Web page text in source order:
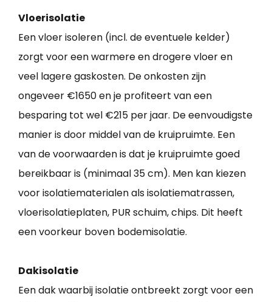
Vloerisolatie
Een vloer isoleren (incl. de eventuele kelder)
zorgt voor een warmere en drogere vloer en
veel lagere gaskosten. De onkosten zijn
ongeveer €1650 en je profiteert van een
besparing tot wel €215 per jaar. De eenvoudigste
manier is door middel van de kruipruimte. Een
van de voorwaarden is dat je kruipruimte goed
bereikbaar is (minimaal 35 cm). Men kan kiezen
voor isolatiematerialen als isolatiematrassen,
vloerisolatieplaten, PUR schuim, chips. Dit heeft
een voorkeur boven bodemisolatie.
Dakisolatie
Een dak waarbij isolatie ontbreekt zorgt voor een